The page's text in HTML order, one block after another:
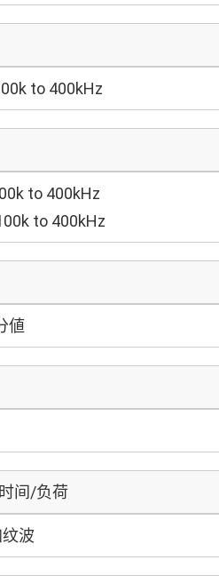
to 400kHz
to 400kHz
to 400kHz
値
间/负荷
波